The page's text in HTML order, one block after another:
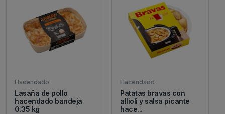
Hacendado
Lasaña de pollo
hacendado bandeja
0.35 kg
Hacendado
Patatas bravas con
allioli y salsa picante
hace...